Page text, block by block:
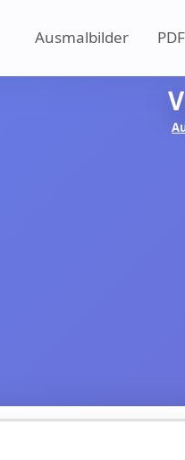
Ausmalbilder PDF